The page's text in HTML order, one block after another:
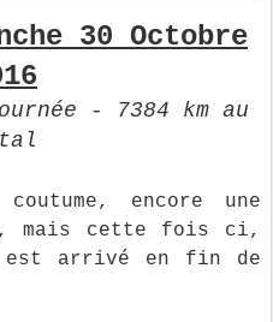
30 Octobre
- 7384 km au
encore une
mais cette fois ci,
est arrivé en fin de